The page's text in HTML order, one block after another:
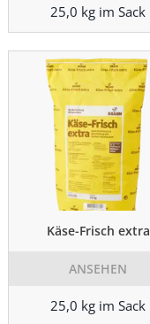
25,0 kg im Sack
Käse-Frisch extra
ANSEHEN
25,0 kg im Sack